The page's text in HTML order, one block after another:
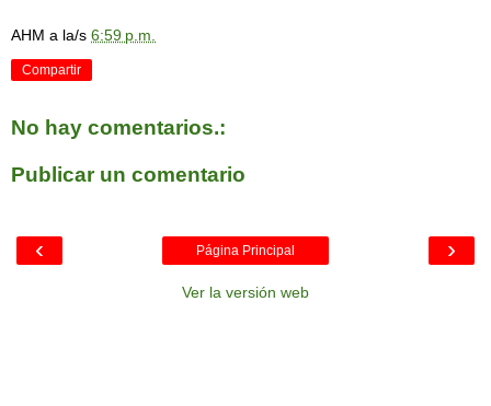
AHM a la/s 6:59 p.m.
Compartir
No hay comentarios.:
Publicar un comentario
‹ ›
Página Principal
Ver la versión web